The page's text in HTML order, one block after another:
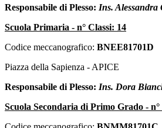
Responsabile di Plesso: Ins. Alessandra
Scuola Primaria - n° Classi: 14
Codice meccanografico: BNEE81701D
Piazza della Sapienza - APICE
Responsabile di Plesso: Ins. Dora
Scuola Secondaria di Primo Grado - n°